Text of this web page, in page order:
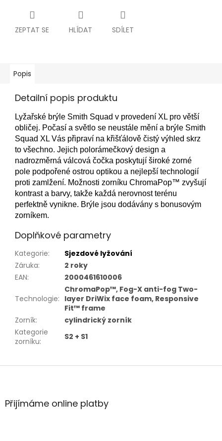
ZEPTAT SE HLÍDAT SDÍLET
Popis
Detailní popis produktu
Lyžařské brýle Smith Squad v provedení XL pro větší
obličej. Počasí a světlo se neustále mění a brýle Smith
Squad XL Vás připraví na křišťálově čistý výhled skrz
to všechno. Jejich polorámečkový design a
nadrozměrná válcová čočka poskytují široké zorné
pole podpořené ostrou optikou a nejlepší technologií
proti zamlžení. Možnosti zorníku ChromaPop™ zvyšují
kontrast a barvy, takže každá nerovnost terénu
perfektně vynikne. Brýle jsou dodávány s bonusovým
zorníkem.
Doplňkové parametry
Kategorie:
Sjezdové lyžování
Záruka:
2 roky
EAN: 2000461610006
Technologie:
ChromaPop™, Fog-X anti-fog Two-
layer DriWix face foam, Responsive
Fit™ frame
Zorník:
cylindrický zorník
Kategorie
zorníku: S2 + S1
Z
aPřijímáme online platby